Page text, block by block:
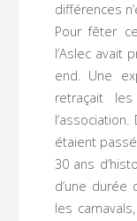
différences
Pour fêter
l’Aslec avait
end. Une
retraçait
étaient
30 ans
d’une durée
les